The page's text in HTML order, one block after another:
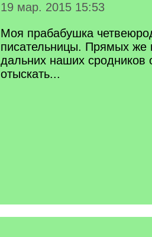
19 мар. 2015 15:53
Моя прабабушка
писательницы. Прямых же
дальних наших сродников
отыскать...